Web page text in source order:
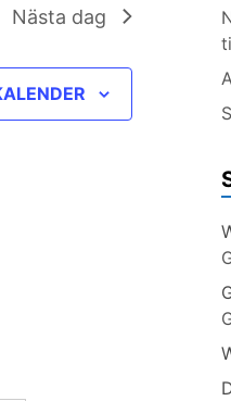
Nästa dag